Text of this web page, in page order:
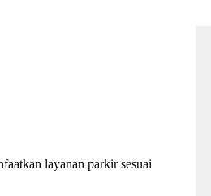
layanan parkir sesuai